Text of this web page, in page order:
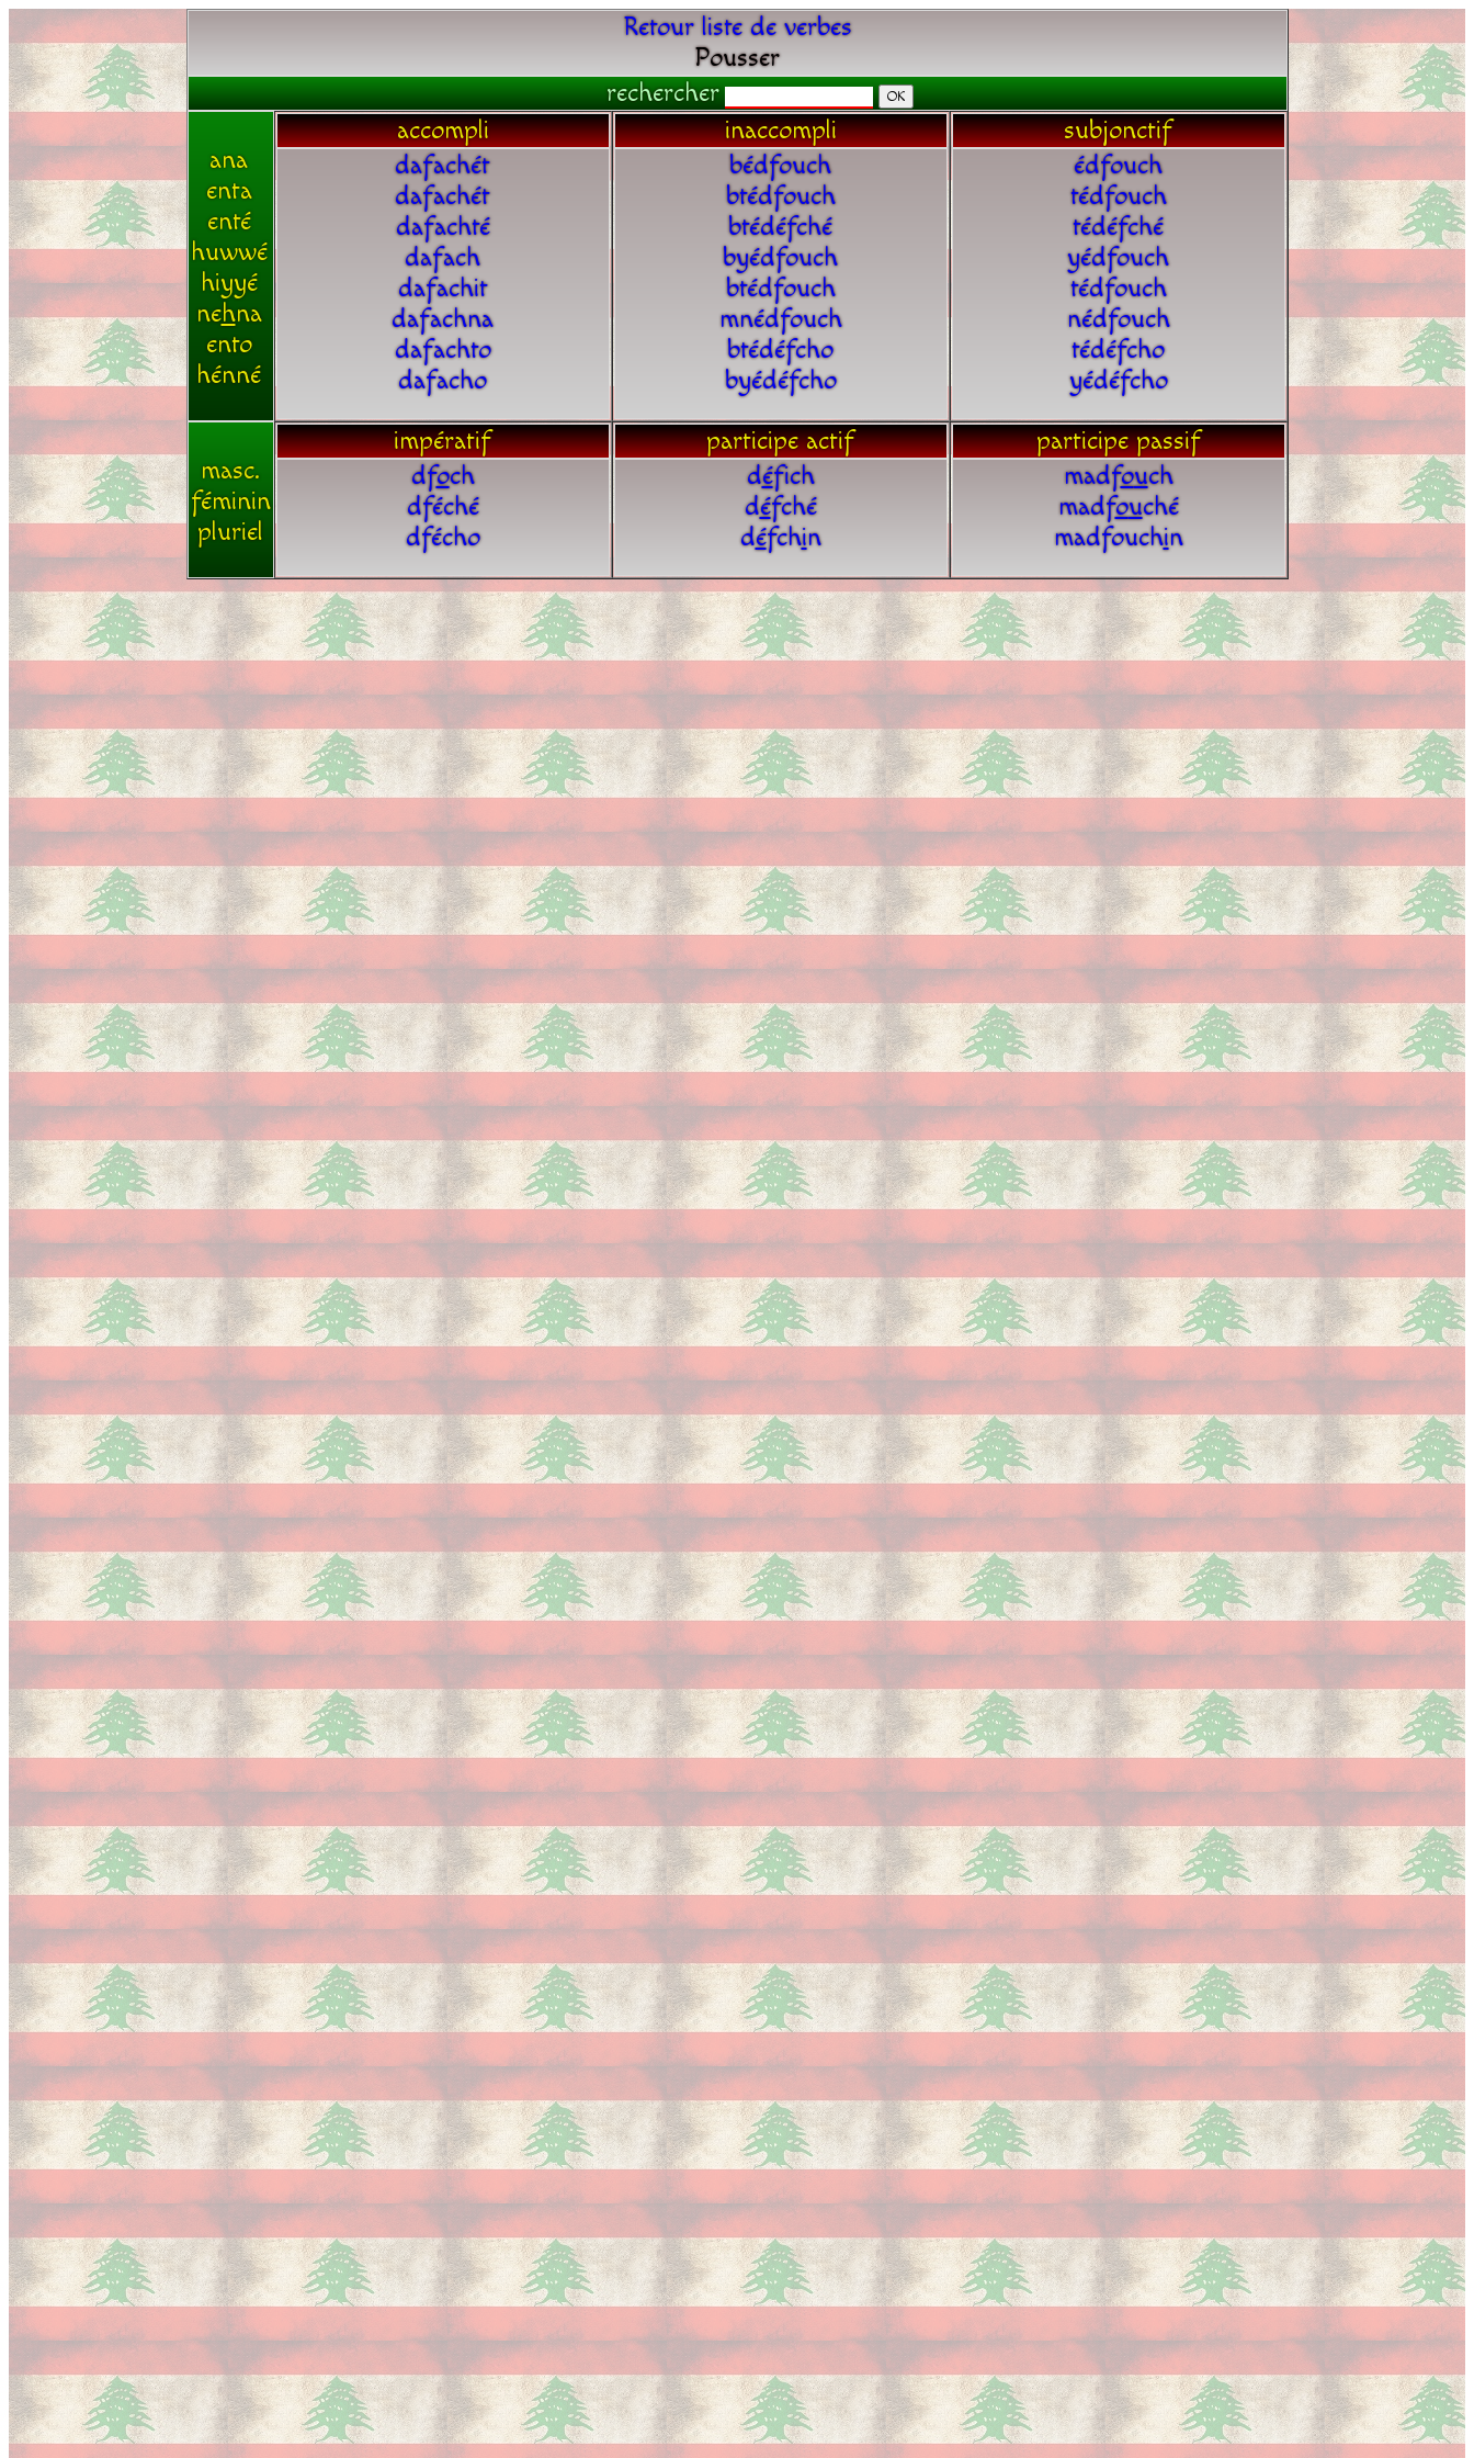
Retour liste de verbes
Pousser
rechercher
ana
enta
enté
huwwé
hiyyé
nehna
ento
hénné
accompli
dafachét
dafachét
dafachté
dafach
dafachit
dafachna
dafachto
dafacho
inaccompli
bédfouch
btédfouch
btédéfché
byédfouch
btédfouch
mnédfouch
btédéfcho
byédéfcho
subjonctif
édfouch
tédfouch
tédéfché
yédfouch
tédfouch
nédfouch
tédéfcho
yédéfcho
masc.
féminin
pluriel
impératif
dfoch
dféché
dfécho
participe actif
défich
défché
défchin
participe passif
madfouch
madfouché
madfouchin